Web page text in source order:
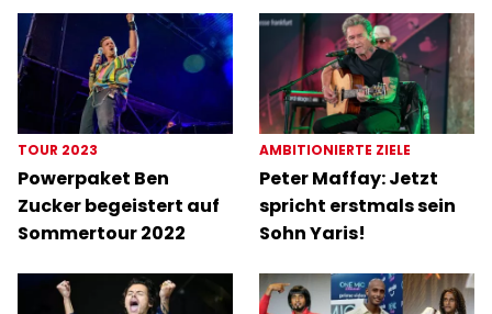
TOUR 2023
Powerpaket Ben
Zucker begeistert auf
Sommertour 2022
AMBITIONIERTE ZIELE
Peter Maffay: Jetzt
spricht erstmals sein
Sohn Yaris!